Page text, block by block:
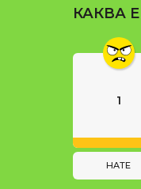
п
е
д
a
g
t
i
КАКВА
1
HATE